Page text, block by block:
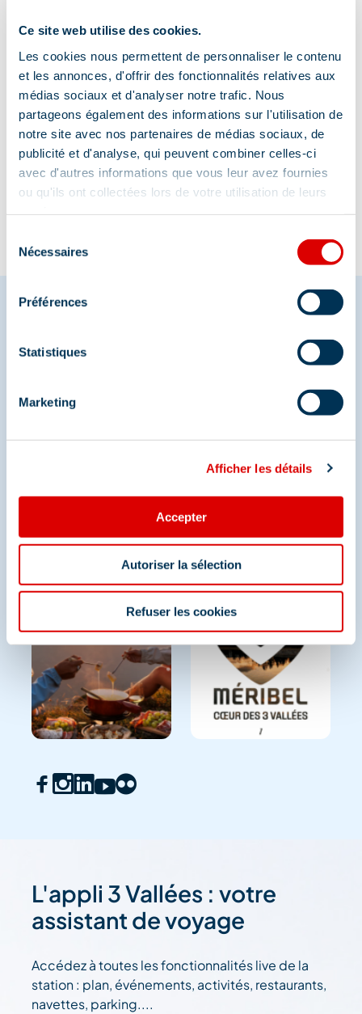
Ce site web utilise des cookies.
Les cookies nous permettent de personnaliser le contenu
et les annonces, d'offrir des fonctionnalités relatives aux
médias sociaux et d'analyser notre trafic. Nous
partageons également des informations sur l'utilisation de
notre site avec nos partenaires de médias sociaux, de
publicité et d'analyse, qui peuvent combiner celles-ci
avec d'autres informations que vous leur avez fournies
ou qu'ils ont collectées lors de votre utilisation de leurs
Nécessaires
Préférences
Statistiques
Marketing
Afficher les détails
Accepter
Autoriser la sélection
Refuser les cookies
Information mise à jour le
07/07/2025
Partagez vos moments à
Et retrouvez-nous sur les réseaux sociaux
L'appli 3 Vallées : votre
assistant de voyage
Accédez à toutes les fonctionnalités live de la
station : plan, événements, activités, restaurants,
navettes, parking....